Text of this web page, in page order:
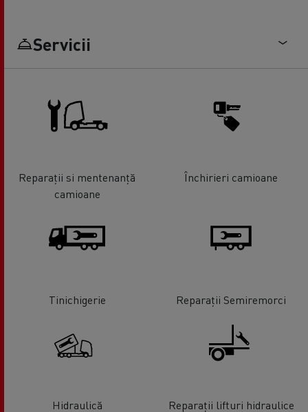
Servicii
Reparații si mentenanță
camioane
Închirieri camioane
Tinichigerie Reparații Semiremorci
Hidraulică Reparații lifturi hidraulice